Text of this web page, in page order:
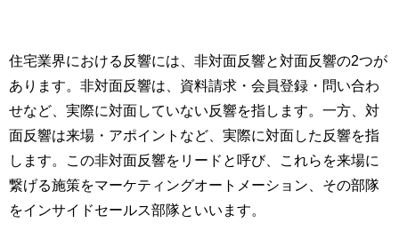
住宅業界における反響には、非対面反響と対面反響の2つが
あります。非対面反響は、資料請求・会員登録・問い合わ
せなど、実際に対面していない反響を指します。一方、対
面反響は来場・アポイントなど、実際に対面した反響を指
します。この非対面反響をリードと呼び、これらを来場に
繋げる施策をマーケティングオートメーション、その部隊
をインサイドセールス部隊といいます。